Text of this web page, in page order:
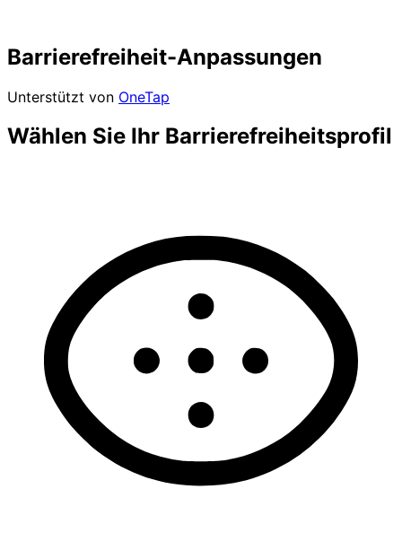
Barrierefreiheit-Anpassungen
Unterstützt von OneTap
Wählen Sie Ihr Barrierefreiheitsprofil